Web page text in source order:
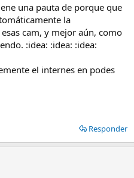
una pauta de porque que
la
cam, y mejor aún, como
:idea: :idea: :idea:
el internes en podes
Responder